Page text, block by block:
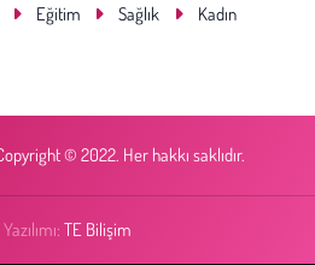
Eğitim Sağlık
Kadın
© 2022. Her hakkı saklıdır.
TE Bilişim